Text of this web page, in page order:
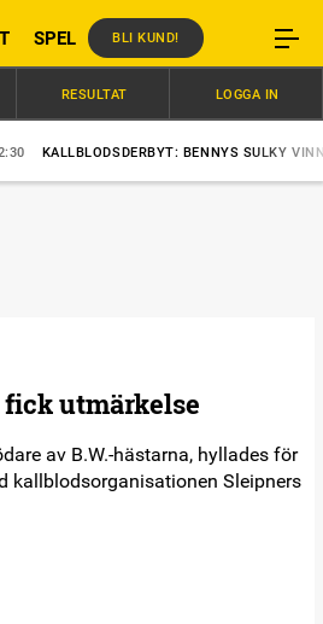
SPEL BLI KUND!
KALLBLODSDERBYT: BENNYS SULKY VINNER?
RESULTAT LOGGA IN
utmärkelse
av B.W.-hästarna, hyllades för
kallblodsorganisationen Sleipners